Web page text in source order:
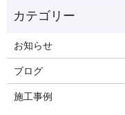
お知らせ
ブログ
施工事例